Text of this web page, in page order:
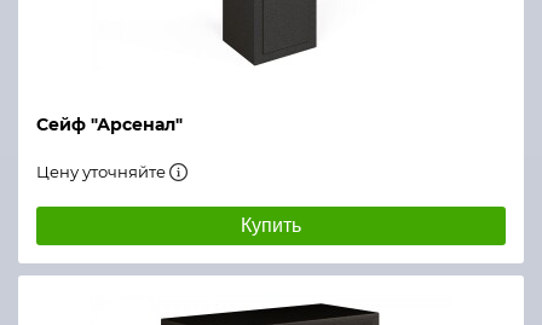
Сейф "Арсенал"
Цену уточняйте
Купить